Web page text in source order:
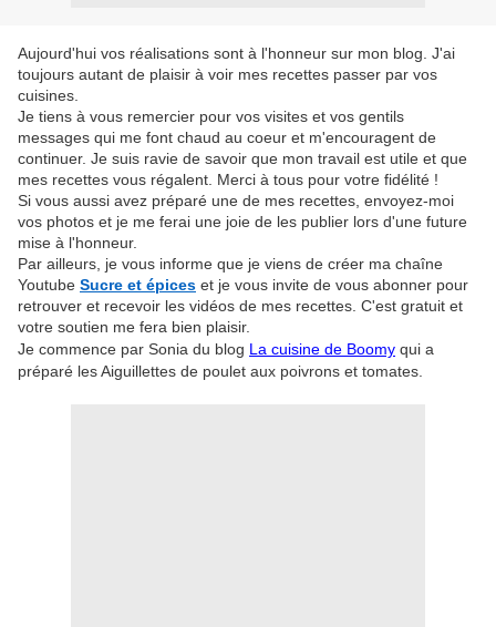
Aujourd'hui vos réalisations sont à l'honneur sur mon blog. J'ai
toujours autant de plaisir à voir mes recettes passer par vos
cuisines.
Je tiens à vous remercier pour vos visites et vos gentils
messages qui me font chaud au coeur et m'encouragent de
continuer. Je suis ravie de savoir que mon travail est utile et que
mes recettes vous régalent. Merci à tous pour votre fidélité !
Si vous aussi avez préparé une de mes recettes, envoyez-moi
vos photos et je me ferai une joie de les publier lors d'une future
mise à l'honneur.
Par ailleurs, je vous informe que je viens de créer ma chaîne
Youtube Sucre et épices et je vous invite de vous abonner pour
retrouver et recevoir les vidéos de mes recettes. C'est gratuit et
votre soutien me fera bien plaisir.
Je commence par Sonia du blog La cuisine de Boomy qui a
préparé les Aiguillettes de poulet aux poivrons et tomates.